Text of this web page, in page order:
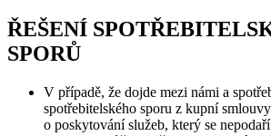
ŘEŠENÍ
SPORŮ
V případě, že dojde mezi námi a
spotřebitelského sporu z kupní
o poskytování služeb, který se